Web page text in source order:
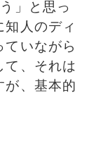
」と思っ
人のディ
ていながら
て、それは
が、基本的